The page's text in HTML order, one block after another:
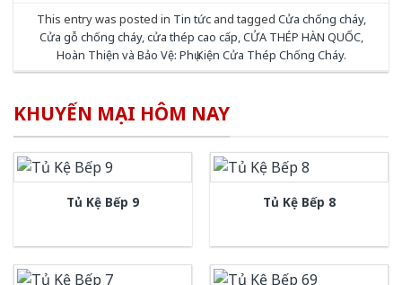
This entry was posted in Tin tứcand tagged Cửa chống cháy,
Cửa gỗ chống cháy, cửa thép cao cấp CỬA THÉP HÀN QUỐC,
Hoàn Thiện và Bảo Vệ: Phụ Kiện Cửa Thép Chống Cháy.
KHUYẾN MẠI HÔM NAY
Tủ Kệ Bếp 9 Tủ Kệ Bếp 8